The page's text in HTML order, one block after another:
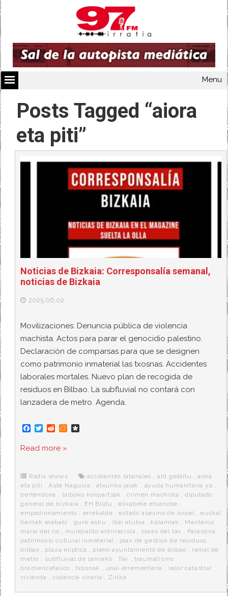
Menu
Posts Tagged “aiora
eta piti”
Noticias de Bizkaia: Corresponsalía semanal,
noticias de Bizkaia
2025.06.02
Movilizaciones: Denuncia pública de violencia
machista. Actos para parar el genocidio palestino.
Declaración de comparsas para que se designen
como patrimonio inmaterial las txosnas. Accidentes
laborales mortales. Nuevo plan de recogida de
residuos en Bilbao. La subfluvial no contará con
lanzadera de metro. Agenda.
F
c
e
o
k
T
i
t
r
R
d
d
M
e
r
a
Read more »
Radio shows accidentes laborales , aht gelditu , aiora
eta piti ,Aste Nagusia ,atxuriko jaiak , ayuda humanitaria ya ,
bertendona , bilboko konpartsak ,crimen machista , diputado
general de bizkaia , EH Bildu , elixabete etxanobe ,
empadronamiento , errekalde ,estado asesino de israel , euskal
herriak erabaki , gure esku , ibai atutxa , kalamiak , Manteros ,
maria del rio , mundialito antirracista , obras del tav , Palestina ,
patrimonio cultural inmaterial , plan de gestion de residuos
bilbao , plaza eliptica , pleno ayuntamiento de bilbao , ramal de
metro , subfluvial de lamiako , Tav , traumatismo
brazoencefalico , txosnak , unai errementeria , valor catastral
vivienda ,violencia vicaria , Zirika